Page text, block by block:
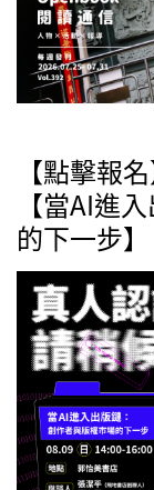
【點擊報
【當AI進
的下一步】